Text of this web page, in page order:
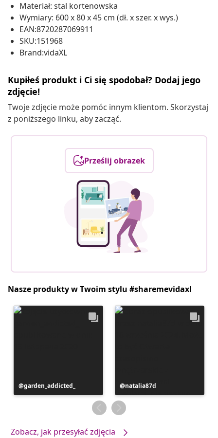
Materiał: stal kortenowska
Wymiary: 600 x 80 x 45 cm (dł. x szer. x wys.)
EAN:8720287069911
SKU:151968
Brand:vidaXL
Kupiłeś produkt i Ci się spodobał? Dodaj jego
zdjęcie!
Twoje zdjęcie może pomóc innym klientom. Skorzystaj
z poniższego linku, aby zacząć.
Prześlij obrazek
Nasze produkty w Twoim stylu #sharemevidaxl
Post
opublikowany
garden_addicted_
Post
opublikowany
przez
natalia87d
Zobacz, jak przesyłać zdjęcia